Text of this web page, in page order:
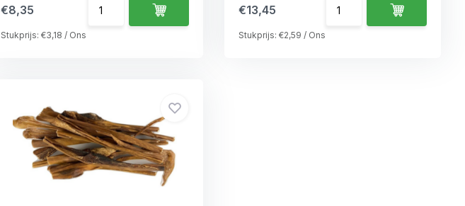
€8,35
Stukprijs: €3,18 / Ons
€13,45
Stukprijs:€2,59 / Ons